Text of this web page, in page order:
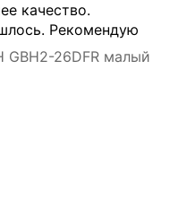
качество.
Рекомендую
GBH2-26DFR малый